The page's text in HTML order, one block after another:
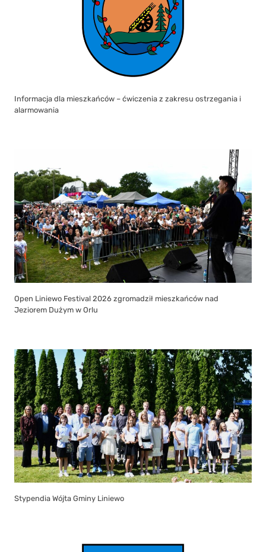
Informacja dla mieszkańców – ćwiczenia z zakresu ostrzegania i
alarmowania
Open Liniewo Festival 2026 zgromadził mieszkańców nad
Jeziorem Dużym w Orlu
Stypendia Wójta Gminy Liniewo